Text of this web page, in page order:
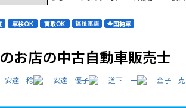
お店の中古自動車販売士
安達 稔 安達 優子 道下 一 金子 克